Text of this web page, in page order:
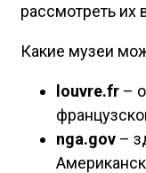
рассмотреть их
Какие музеи
louvre.fr –
nga.gov –